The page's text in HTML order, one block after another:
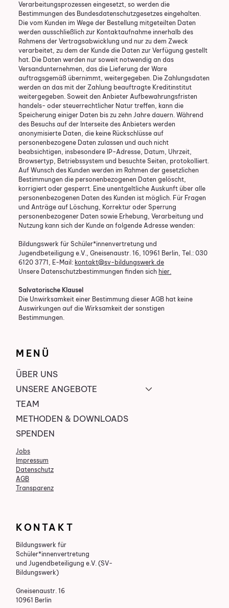
Verarbeitungsprozessen eingesetzt, so werden die
Bestimmungen des Bundesdatenschutzgesetzes eingehalten.
Die vom Kunden im Wege der Bestellung mitgeteilten Daten
werden ausschließlich zur Kontaktaufnahme innerhalb des
Rahmens der Vertragsabwicklung und nur zu dem Zweck
verarbeitet, zu dem der Kunde die Daten zur Verfügung gestellt
hat. Die Daten werden nur soweit notwendig an das
Versandunternehmen, das die Lieferung der Ware
auftragsgemäß übernimmt, weitergegeben. Die Zahlungsdaten
werden an das mit der Zahlung beauftragte Kreditinstitut
weitergegeben. Soweit den Anbieter Aufbewahrungsfristen
handels- oder steuerrechtlicher Natur treffen, kann die
Speicherung einiger Daten bis zu zehn Jahre dauern. Während
des Besuchs auf der Interseite des Anbieters werden
anonymisierte Daten, die keine Rückschlüsse auf
personenbezogene Daten zulassen und auch nicht
beabsichtigen, insbesondere IP-Adresse, Datum, Uhrzeit,
Browsertyp, Betriebssystem und besuchte Seiten, protokolliert.
Auf Wunsch des Kunden werden im Rahmen der gesetzlichen
Bestimmungen die personenbezogenen Daten gelöscht,
korrigiert oder gesperrt. Eine unentgeltliche Auskunft über alle
personenbezogenen Daten des Kunden ist möglich. Für Fragen
und Anträge auf Löschung, Korrektur oder Sperrung
personenbezogener Daten sowie Erhebung, Verarbeitung und
Nutzung kann sich der Kunde an folgende Adresse wenden:
Bildungswerk für Schüler*innenvertretung und
Jugendbeteiligung e.V., Gneisenaustr. 16, 10961 Berlin, Tel.: 030
6120 3771, E-Mail: kontakt@sv-bildungswerk.de
Unsere Datenschutzbestimmungen finden sich hier.
Salvatorische Klausel
Die Unwirksamkeit einer Bestimmung dieser AGB hat keine
Auswirkungen auf die Wirksamkeit der sonstigen
Bestimmungen.
MENÜ
ÜBER UNS
UNSERE ANGEBOTE
TEAM
METHODEN & DOWNLOADS
SPENDEN
Jobs
Impressum
Datenschutz
AGB
Transparenz
KONTAKT
Bildungswerk für
Schüler*innenvertretung
und Jugendbeteiligung e.V. (SV-
Bildungswerk)
Gneisenaustr. 16
10961 Berlin